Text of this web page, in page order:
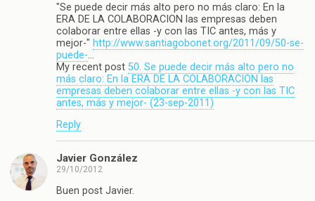
"Se puede decir más alto pero no más claro: En la
ERA DE LA COLABORACION las empresas deben
colaborar entre ellas -y con las TIC antes, más y
mejor-" http://www.santiagobonet.org/2011/09/50-se-
puede-…
My recent post 50. Se puede decir más alto pero no
más claro: En la ERA DE LA COLABORACION las
empresas deben colaborar entre ellas -y con las TIC
antes, más y mejor- (23-sep-2011)
Reply
Javier González
29/10/2012
Buen post Javier.